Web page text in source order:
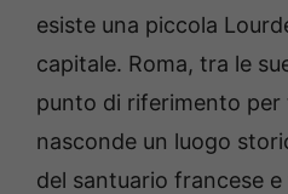
esiste una piccola
capitale. Roma, tra le
punto di riferimento per
nasconde un luogo
del santuario francese